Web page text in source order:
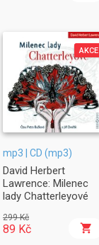
AKCE
mp3 | CD (mp3)
David Herbert
Lawrence: Milenec
lady Chatterleyové
299 Kč
89 Kč